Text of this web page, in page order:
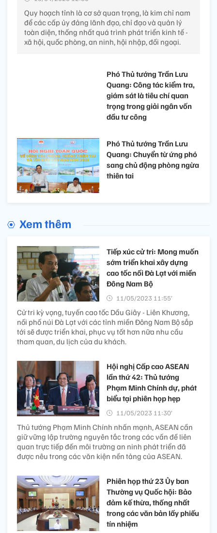
Quy hoạch tỉnh là cơ sở quan trọng, là kim chỉ nam
để các cấp ủy đảng lãnh đạo, chỉ đạo và quản lý
toàn diện, thống nhất quá trình phát triển kinh tế -
xã hội, quốc phòng, an ninh, hội nhập, đối ngoại.
Phó Thủ tướng Trần Lưu
Quang: Công tác kiểm tra,
giám sát là tiêu chí quan
trọng trong giải ngân vốn
đầu tư công
Phó Thủ tướng Trần Lưu
Quang: Chuyển từ ứng phó
sang chủ động phòng ngừa
thiên tai
Xem thêm
Tiếp xúc cử tri: Mong muốn
sớm triển khai xây dựng
cao tốc nối Đà Lạt với miền
Đông Nam Bộ
11/05/2023 11:55’
Cử tri kỳ vọng, tuyến cao tốc Dầu Giây - Liên Khương,
nối phố núi Đà Lạt với các tỉnh miền Đông Nam Bộ sắp
tới sẽ được triển khai, phục vụ tốt hơn nữa nhu cầu
tham quan, du lịch của du khách.
Hội nghị Cấp cao ASEAN
lần thứ 42: Thủ tướng
Phạm Minh Chính dự, phát
biểu tại phiên họp hẹp
11/05/2023 11:30’
Thủ tướng Phạm Minh Chính nhấn mạnh, ASEAN cần
giữ vững lập trường nguyên tắc trong các vấn đề liên
quan trực tiếp đến môi trường an ninh phát triển đã
được nêu trong các văn kiện nền tảng của ASEAN.
Phiên họp thứ 23 Ủy ban
Thường vụ Quốc hội: Bảo
đảm kế thừa, thống nhất
trong các văn bản lấy phiếu
tín nhiệm